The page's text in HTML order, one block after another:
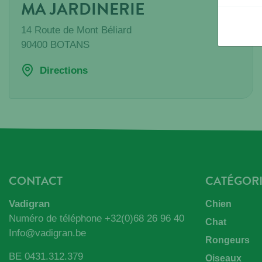
MA JARDINERIE
14 Route de Mont Béliard
90400 BOTANS
Directions
CONTACT
Vadigran
Numéro de téléphone +32(0)68 26 96 40
Info@vadigran.be
BE 0431.312.379
Chien
Chat
Rongeurs
Oiseaux